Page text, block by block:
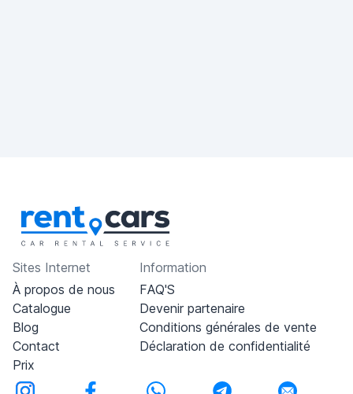
Sites Internet
À propos de nous
Catalogue
Blog
Contact
Prix
Information
FAQ'S
Devenir partenaire
Conditions générales de vente
Déclaration de confidentialité